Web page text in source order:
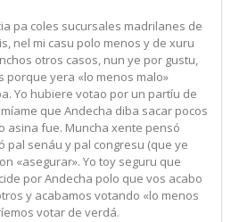
pa coles sucursales madrilanes de
nel mi casu polo menos y de xuru
otros casos, nun ye por gustu,
porque yera «lo menos malo»
Yo hubiere votao por un partíu de
que Andecha diba sacar pocos
asina fue. Muncha xente pensó
pal senáu y pal congresu (que ye
«asegurar». Yo toy seguru que
por Andecha polo que vos acabo
y acabamos votando «lo menos
votar de verdá.